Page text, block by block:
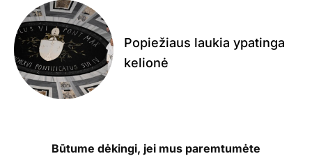
Popiežiaus laukia ypatinga
kelionė
Būtume dėkingi, jei mus paremtumėte